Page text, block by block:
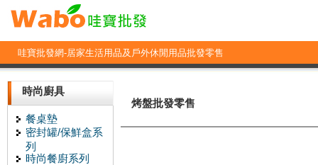
哇寶批發網-居家生活用品及戶外休閒用品批發零售
時尚廚具
餐桌墊
密封罐/保鮮盒系
列
時尚餐廚系列
烤盤批發零售